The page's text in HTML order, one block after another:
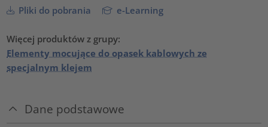
Pliki do pobrania e-Learning
Więcej produktów z grupy:
Elementy mocujące do opasek kablowych ze
specjalnym klejem
Dane podstawowe